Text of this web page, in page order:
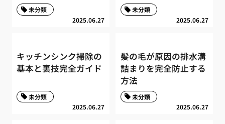
2025.06.27
未分類
2025.06.27
未分類
キッチンシンク掃除の
基本と裏技完全ガイド
2025.06.27
未分類
髪の毛が原因の排水溝
詰まりを完全防止する
方法
2025.06.27
未分類